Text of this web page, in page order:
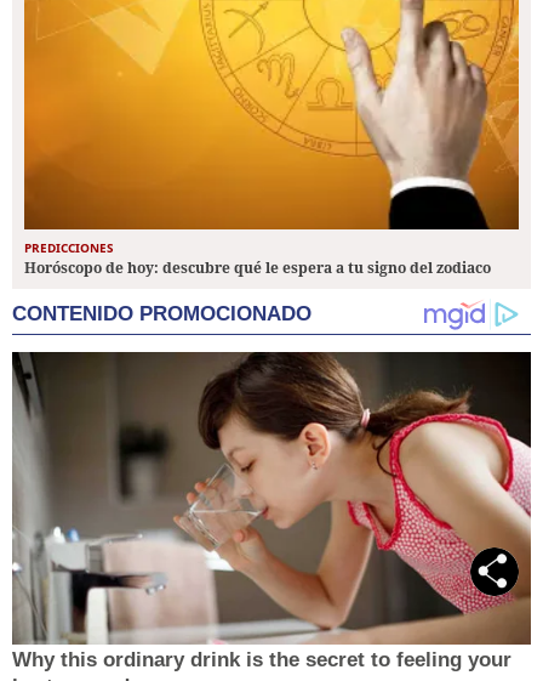
PREDICCIONES
Horóscopo de hoy: descubre qué le espera a tu signo del zodiaco
CONTENIDO PROMOCIONADO
Why this ordinary drink is the secret to feeling your